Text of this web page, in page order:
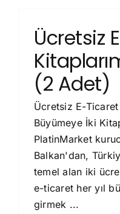
Ücretsiz
(2 Adet)
Ücretsiz E-Ticaret
Büyümeye İki
PlatinMarket
Balkan'dan,
temel alan iki
e-ticaret her yıl
girmek ...